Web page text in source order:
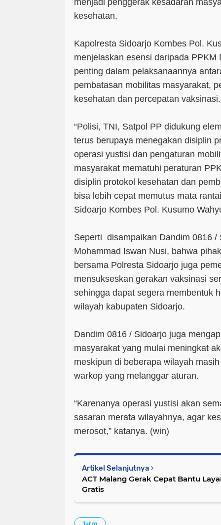
menjadi penggerak kesadaran
kesehatan.
Kapolresta Sidoarjo Kombes Pol.
menjelaskan esensi daripada PPKM
penting dalam pelaksanaannya
pembatasan mobilitas masyarakat,
kesehatan dan percepatan vaksinasi.
“Polisi, TNI, Satpol PP didukung
terus berupaya menegakan disiplin
operasi yustisi dan pengaturan
masyarakat mematuhi peraturan
disiplin protokol kesehatan dan
bisa lebih cepat memutus mata
Sidoarjo Kombes Pol. Kusumo
Seperti disampaikan Dandim 0816 /
Mohammad Iswan Nusi, bahwa
bersama Polresta Sidoarjo juga
mensukseskan gerakan vaksinasi
sehingga dapat segera membentuk
wilayah kabupaten Sidoarjo.
Dandim 0816 / Sidoarjo juga
masyarakat yang mulai meningkat
meskipun di beberapa wilayah
warkop yang melanggar aturan.
“Karenanya operasi yustisi akan
sasaran merata wilayahnya, agar
merosot,” katanya. (win)
Artikel Selanjutnya
ACT Malang Gerak Cepat Bantu
Gratis